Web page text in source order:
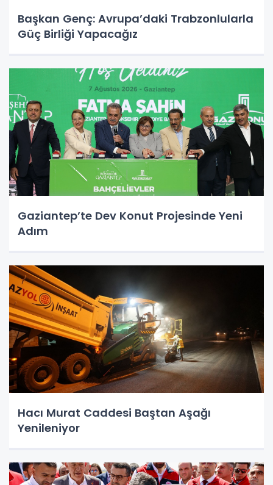
Başkan Genç: Avrupa’daki Trabzonlularla
Güç Birliği Yapacağız
Gaziantep’te Dev Konut Projesinde Yeni
Adım
Hacı Murat Caddesi Baştan Aşağı
Yenileniyor